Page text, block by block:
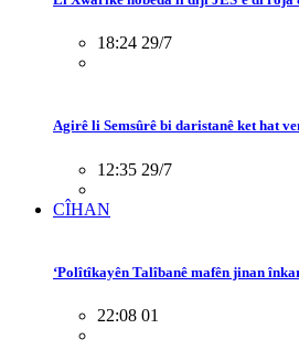
18:24 29/7
Agirê li Semsûrê bi daristanê ket hat
12:35 29/7
CÎHAN
‘Polîtîkayên Talîbanê mafên jinan
22:08 01